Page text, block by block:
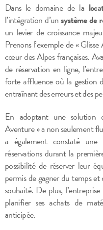
Dans le domaine de la
l’intégration d’unsystème de
un levier de croissance
Prenons l’exemple de «
cœur des Alpes françaises.
de réservation en ligne,
forte affluence où la gestion
entraînant des erreurs et des
En adoptant une solution
Aventure » a non seulement
a également constaté
réservations durant la
possibilité de réserver leur
permis de gagner du temps
souhaité. De plus,
planifier ses achats de
anticipée.